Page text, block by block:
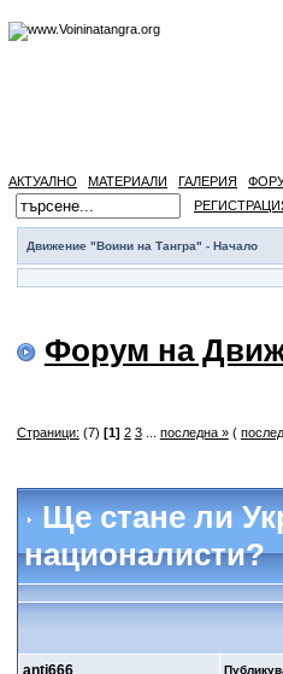
АКТУАЛНО МАТЕРИАЛИ ГАЛЕРИЯ
Движение "Воини на Тангра" - Начало
Форум на
Страници: (7) [1] 2 3... последна »(
Ще стане ли
националисти?
anti666